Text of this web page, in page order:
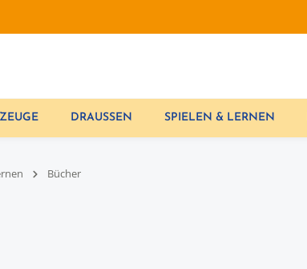
DRAUSSEN SPIELEN & LERNEN
Bücher